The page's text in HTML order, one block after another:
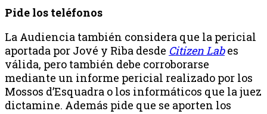
Pide los teléfonos
La Audiencia también considera que la pericial
aportada por Jové y Riba desde Citizen Labes
válida, pero también debe corroborarse
mediante un informe pericial realizado por los
Mossos d’Esquadra o los informáticos que la juez
dictamine. Además pide que se aporten los